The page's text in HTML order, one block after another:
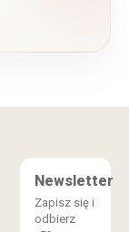
Newsletter
Zapisz się i
odbierz